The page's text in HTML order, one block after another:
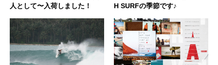
人として〜入荷しました！
H SURFの季節です♪